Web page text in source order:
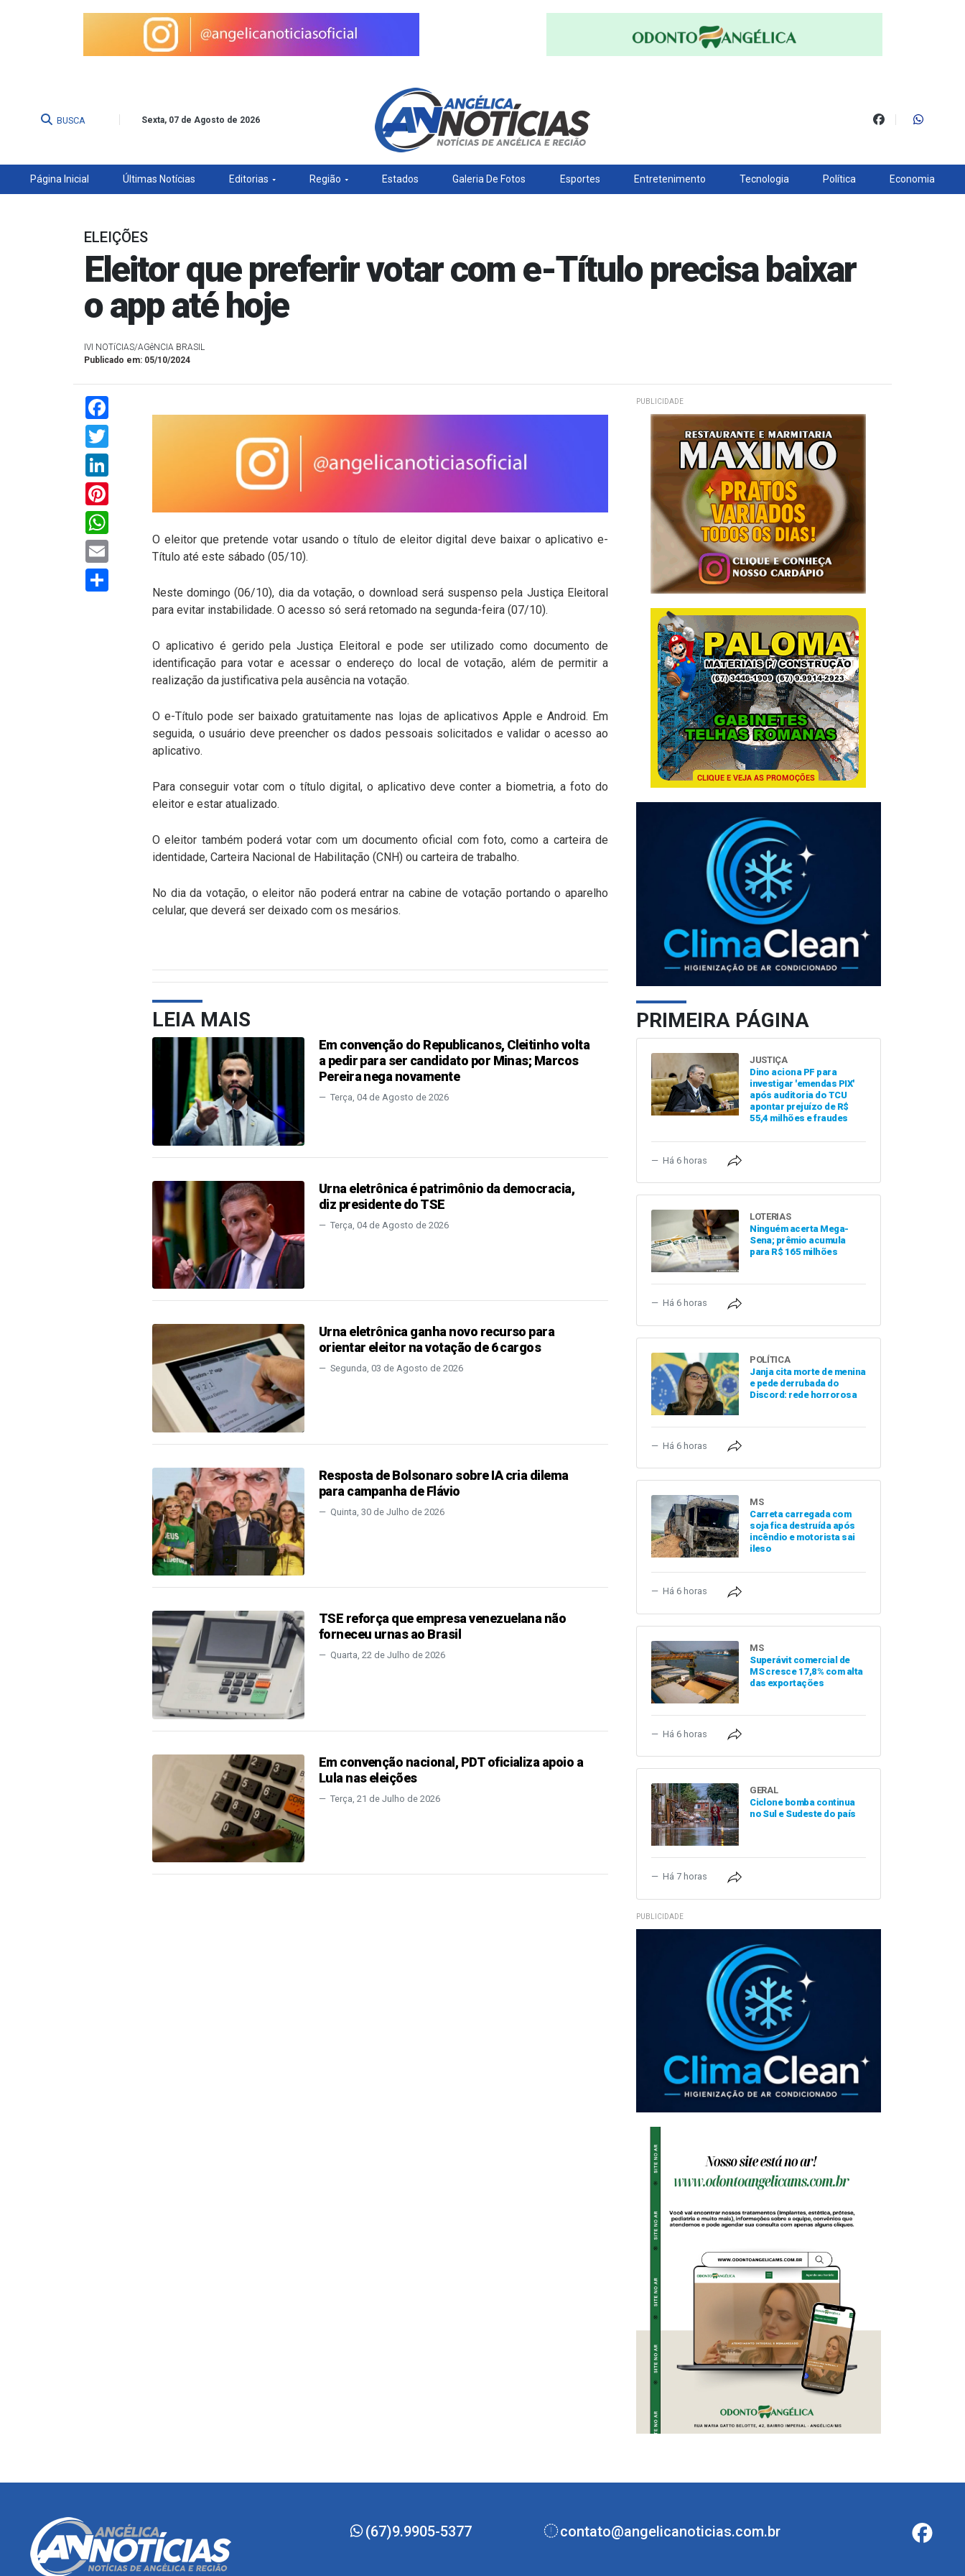
BUSCA Sexta, 07 de Agosto de 2026
Página Inicial Últimas Notícias Editorias Região Estados Galeria De Fotos Esportes Entretenimento Tecnologia Política Economia
ELEIÇÕES
Eleitor que preferir votar com e-Título precisa baixar
o app até hoje
IVI NOTíCIAS/AGêNCIA BRASIL
Publicado em: 05/10/2024
WhatsApp
O eleitor que pretende votar usando o título de eleitor digital deve baixar o aplicativo e-
Título até este sábado (05/10).
Neste domingo (06/10), dia da votação, o download será suspenso pela Justiça Eleitoral
para evitar instabilidade. O acesso só será retomado na segunda-feira (07/10).
O aplicativo é gerido pela Justiça Eleitoral e pode ser utilizado como documento de
identificação para votar e acessar o endereço do local de votação, além de permitir a
realização da justificativa pela ausência na votação.
O e-Título pode ser baixado gratuitamente nas lojas de aplicativos Apple e Android. Em
seguida, o usuário deve preencher os dados pessoais solicitados e validar o acesso ao
aplicativo.
Para conseguir votar com o título digital, o aplicativo deve conter a biometria, a foto do
eleitor e estar atualizado.
O eleitor também poderá votar com um documento oficial com foto, como a carteira de
identidade, Carteira Nacional de Habilitação (CNH) ou carteira de trabalho.
No dia da votação, o eleitor não poderá entrar na cabine de votação portando o aparelho
celular, que deverá ser deixado com os mesários.
LEIA MAIS
Em convenção do Republicanos, Cleitinho volta
a pedir para ser candidato por Minas; Marcos
Pereira nega novamente
Terça, 04 de Agosto de 2026
Urna eletrônica é patrimônio da democracia,
diz presidente do TSE
Terça, 04 de Agosto de 2026
Urna eletrônica ganha novo recurso para
orientar eleitor na votação de 6 cargos
Segunda, 03 de Agosto de 2026
Resposta de Bolsonaro sobre IA cria dilema
para campanha de Flávio
Quinta, 30 de Julho de 2026
TSE reforça que empresa venezuelana não
forneceu urnas ao Brasil
Quarta, 22 de Julho de 2026
Em convenção nacional, PDT oficializa apoio a
Lula nas eleições
Terça, 21 de Julho de 2026
PUBLICIDADE
PRIMEIRA PÁGINA
JUSTIÇA
Dino aciona PF para
investigar 'emendas PIX'
após auditoria do TCU
apontar prejuízo de R$
55,4 milhões e fraudes
Há 6 horas
LOTERIAS
Ninguém acerta Mega-
Sena; prêmio acumula
para R$ 165 milhões
Há 6 horas
POLÍTICA
Janja cita morte de menina
e pede derrubada do
Discord: rede horrorosa
Há 6 horas
MS
Carreta carregada com
soja fica destruída após
incêndio e motorista sai
ileso
Há 6 horas
MS
Superávit comercial de
MS cresce 17,8% com alta
das exportações
Há 6 horas
GERAL
Ciclone bomba continua
no Sul e Sudeste do país
Há 7 horas
PUBLICIDADE
(67)9.9905-5377 contato@angelicanoticias.com.br